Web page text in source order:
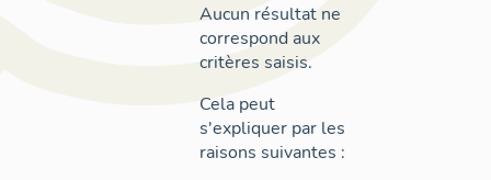
Aucun résultat ne
correspond aux
critères saisis.
Cela peut
s'expliquer par les
raisons suivantes :